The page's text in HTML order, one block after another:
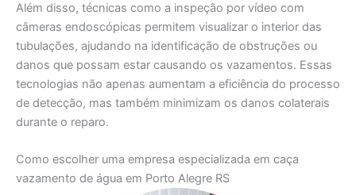
Além disso, técnicas como a inspeção por vídeo com
câmeras endoscópicas permitem visualizar o interior das
tubulações, ajudando na identificação de obstruções ou
danos que possam estar causando os vazamentos. Essas
tecnologias não apenas aumentam a eficiência do processo
de detecção, mas também minimizam os danos colaterais
durante o reparo.
Como escolher uma empresa especializada em caça
vazamento de água em Porto Alegre RS